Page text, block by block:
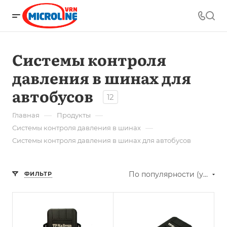
Системы контроля
давления в шинах для
автобусов
12
Главная — Продукты —
Системы контроля давления в шинах —
Системы контроля давления в шинах для автобусов
ФИЛЬТР По популярности (убывание)